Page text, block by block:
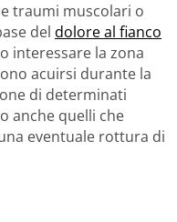
traumi muscolari o
del dolore al fianco
interessare la zona
acuirsi durante la
di determinati
anche quelli che
eventuale rottura di